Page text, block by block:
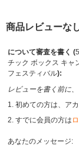
商品レビューな
について審査を書く (
チック ボックス キャ
フェスティバル):
レビューを書く前に
1. 初めての方は、ア
2. すでに会員の方は
あなたのメッセージ: